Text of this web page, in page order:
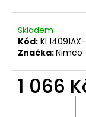
Skladem
Kód: KI
Značka:Nimco
1 066
r
u
č
u
j
e
m